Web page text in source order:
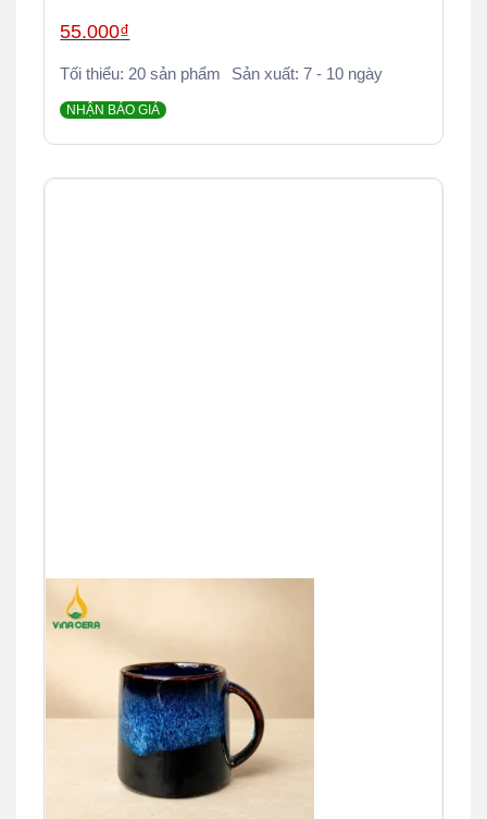
Giá
là:
68.000₫.
55.000₫
Giá
tại
Tối thiểu: 20 sản phẩm Sản xuất: 7 - 10 ngày
NHẬN BÁO GIÁ